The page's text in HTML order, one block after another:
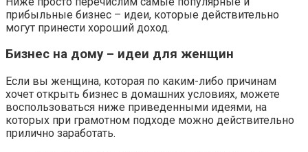
прибыльные бизнес – идеи, которые действительно
могут принести хороший доход.
Бизнес на дому – идеи для женщин
Если вы женщина, которая по каким-либо причинам
хочет открыть бизнес в домашних условиях, можете
воспользоваться ниже приведенными идеями, на
которых при грамотном подходе можно действительно
прилично заработать.